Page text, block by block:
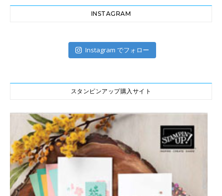
INSTAGRAM
Instagram でフォロー
スタンピンアップ購入サイト